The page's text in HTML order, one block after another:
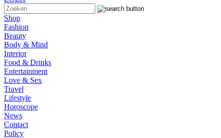
Shop
Fashion
Beauty
Body & Mind
Interior
Food & Drinks
Entertainment
Love & Sex
Travel
Lifestyle
Horoscope
News
Contact
Policy